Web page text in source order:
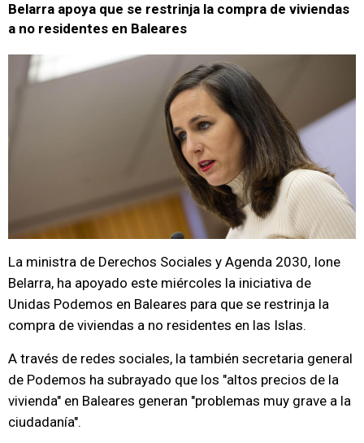
Belarra apoya que se restrinja la compra de viviendas
a no residentes en Baleares
La ministra de Derechos Sociales y Agenda 2030, Ione
Belarra, ha apoyado este miércoles la iniciativa de
Unidas Podemos en Baleares para que se restrinja la
compra de viviendas a no residentes en las Islas.
A través de redes sociales, la también secretaria general
de Podemos ha subrayado que los "altos precios de la
vivienda" en Baleares generan "problemas muy grave a la
ciudadanía".